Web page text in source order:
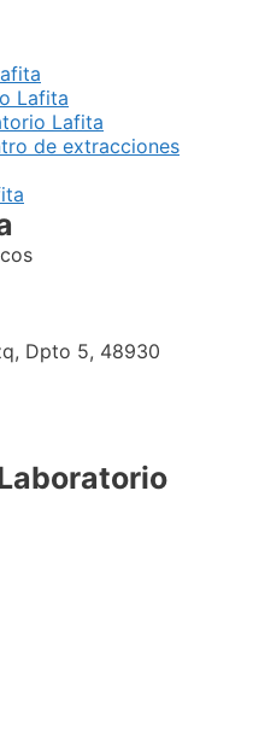
Lafita
Lafita
de extracciones
Dpto 5, 48930